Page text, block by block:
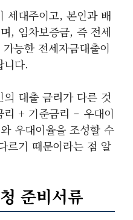
세대주이고, 본인과 배
, 임차보증금, 즉 전세
능한 전세자금대출이
니다.
대출 금리가 다른 것
리 + 기준금리 – 우대이
우대이율을 조성할 수
르기 때문이라는 점 알
준비서류